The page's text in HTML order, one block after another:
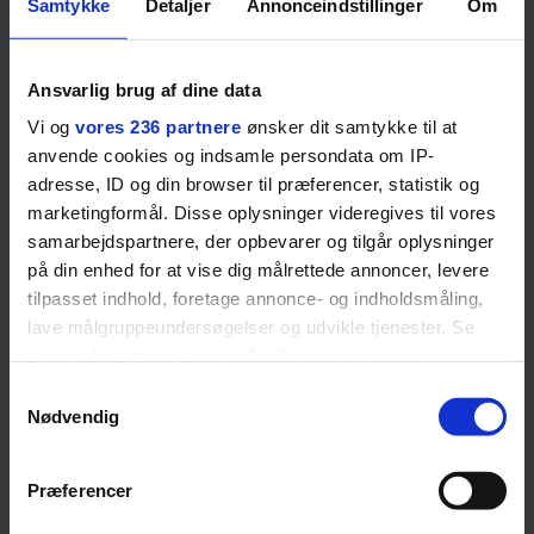
Samtykke Detaljer Annonceindstillinger Om
Ansvarlig brug af dine data
Vi og vores 236 partnere ønsker dit samtykke til at
anvende cookies og indsamle persondata om IP-
adresse, ID og din browser til præferencer, statistik og
marketingformål. Disse oplysninger videregives til vores
samarbejdspartnere, der opbevarer og tilgår oplysninger
på din enhed for at vise dig målrettede annoncer, levere
tilpasset indhold, foretage annonce- og indholdsmåling,
lave målgruppeundersøgelser og udvikle tjenester. Se
tilbage eller ændre indstillinger fra vores
"Cookiedeklaration", eller ved at trykke på "Privacy
Nødvendig
Præferencer
LIVSSTIL
Dua Lipa har
opdatereret sin guide til
København. Og den er –
ikke overraskende –
ganske forudsigelig
NYHEDSBREV
Skriv dig op til
Euromans nyhedsbrev
med Australian Open cementerer BOSS sin position i
krydsfeltet mellem tennis, performance og moderne